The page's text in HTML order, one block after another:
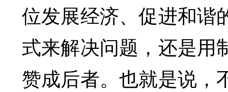
位发展经济、促进和谐
式来解决问题，还是用
赞成后者。也就是说，